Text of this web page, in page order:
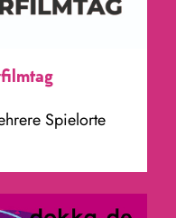
Spielorte